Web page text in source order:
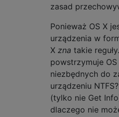
zasad
Ponieważ OS X
urządzenia w
X zna takie
powstrzymuje
niezbędnych do
urządzeniu
(tylko nie Get
dlaczego nie